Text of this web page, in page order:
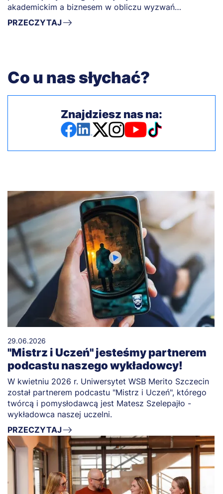
akademickim a biznesem w obliczu wyzwań
przyszłości.
PRZECZYTAJ
Co u nas słychać?
Znajdziesz nas na:
29.06.2026
"Mistrz i Uczeń" jesteśmy partnerem
podcastu naszego wykładowcy!
W kwietniu 2026 r. Uniwersytet WSB Merito Szczecin
został partnerem podcastu "Mistrz i Uczeń", którego
twórcą i pomysłodawcą jest Matesz Szelepajło -
wykładowca naszej uczelni.
PRZECZYTAJ